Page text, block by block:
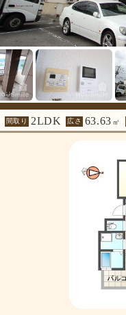
間取り 2LDK 広さ 63.63 ㎡